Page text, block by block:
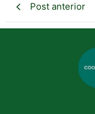
Post anterior